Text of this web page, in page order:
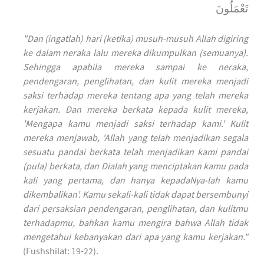
تَعْمَلُونَ
"Dan (ingatlah) hari (ketika) musuh-musuh Allah digiring
ke dalam neraka lalu mereka dikumpulkan (semuanya).
Sehingga apabila mereka sampai ke neraka,
pendengaran, penglihatan, dan kulit mereka menjadi
saksi terhadap mereka tentang apa yang telah mereka
kerjakan. Dan mereka berkata kepada kulit mereka,
'Mengapa kamu menjadi saksi terhadap kami.' Kulit
mereka menjawab, 'Allah yang telah menjadikan segala
sesuatu pandai berkata telah menjadikan kami pandai
(pula) berkata, dan Dialah yang menciptakan kamu pada
kali yang pertama, dan hanya kepadaNya-lah kamu
dikembalikan'. Kamu sekali-kali tidak dapat bersembunyi
dari persaksian pendengaran, penglihatan, dan kulitmu
terhadapmu, bahkan kamu mengira bahwa Allah tidak
mengetahui kebanyakan dari apa yang kamu kerjakan."
(Fushshilat: 19-22).